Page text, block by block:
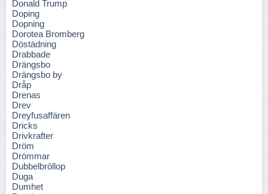
Donald Trump
Doping
Dopning
Dorotea Bromberg
Döstädning
Drabbade
Drängsbo
Drängsbo by
Dråp
Drenas
Drev
Dreyfusaffären
Dricks
Drivkrafter
Dröm
Drömmar
Dubbelbröllop
Duga
Dumhet